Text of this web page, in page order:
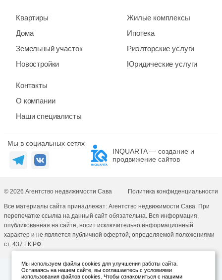
Квартиры
Дома
Земельный участок
Новостройки
Жилые комплексы
Ипотека
Риэлторские услуги
Юридические услуги
Контакты
О компании
Наши специалисты
Мы в социальных сетях
INQUARTA — создание и
продвижение сайтов
© 2026 Агентство недвижимости Сава Политика конфиденциальности
Все материалы сайта принадлежат: Агентство недвижимости Сава. При
перепечатке ссылка на данный сайт обязательна. Вся информация,
опубликованная на сайте, носит исключительно информационный
характер и не является публичной офертой, определяемой положениями
ст. 437 ГК РФ.
Мы используем файлы cookies для улучшения работы сайта.
Оставаясь на нашем сайте, вы соглашаетесь с условиями
использования файлов cookies. Чтобы ознакомиться с нашими